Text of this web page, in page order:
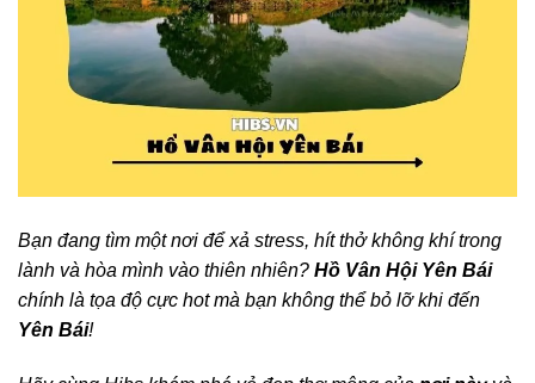
Bạn đang tìm một nơi để xả stress, hít thở không khí trong
lành và hòa mình vào thiên nhiên? Hồ Vân Hội Yên Bái
chính là tọa độ cực hot mà bạn không thể bỏ lỡ khi đến
Yên Bái!